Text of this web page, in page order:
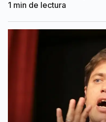
1 min de lectura